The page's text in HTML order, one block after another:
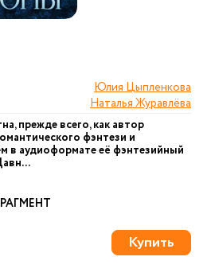
Юлия Цыпленкова
Наталья Журавлёва
прежде всего, как автор
фэнтези и
в аудиоформате её фэнтезийный
Купить